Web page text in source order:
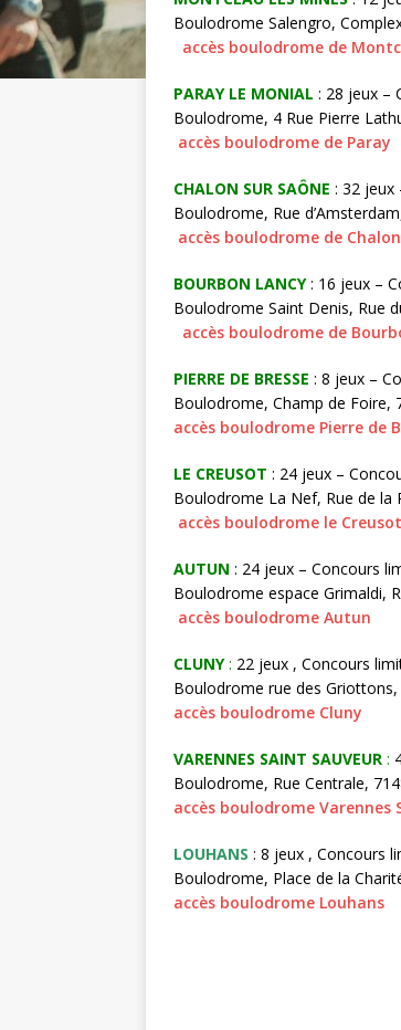
Boulodrome Salengro,
accès boulodrome de
PARAY LE MONIAL : 28 jeux –
Boulodrome, 4 Rue Pierre
accès boulodrome de Paray
CHALON SUR SAÔNE : 32 jeux
Boulodrome, Rue
accès boulodrome de Chalon
BOURBON LANCY: 16 jeux –
Boulodrome Saint Denis, Rue
accès boulodrome de
PIERRE DE BRESSE : 8 jeux –
Boulodrome, Champ de Foire,
accès boulodrome Pierre de
LE CREUSOT : 24 jeux –
Boulodrome La
accès boulodrome le Creusot
AUTUN : 24 jeux – Concours
Boulodrome
accès boulodrome Autun
CLUNY: 22 jeux ,
Boulodrome
accès boulodrome Cluny
VARENNES SAINT SAUVEUR :
Boulodrome, Rue
accès boulodrome Varennes
LOUHANS : 8 jeux ,
Boulodrome,
accès boulodrome Louhans